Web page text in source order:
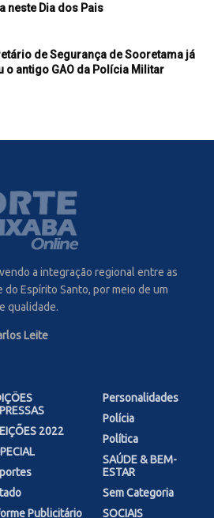
neste Dia dos Pais
de Segurança de Sooretama já
o antigo GAO da Polícia Militar
a integração regional entre as
Espírito Santo, por meio de um
qualidade.
Leite
2022
Publicitário
Personalidades
Polícia
Política
SAÚDE & BEM-
ESTAR
Sem Categoria
SOCIAIS